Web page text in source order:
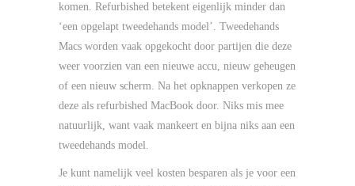
komen. Refurbished betekent eigenlijk minder dan
‘een opgelapt tweedehands model’. Tweedehands
Macs worden vaak opgekocht door partijen die deze
weer voorzien van een nieuwe accu, nieuw geheugen
of een nieuw scherm. Na het opknappen verkopen ze
deze als refurbished MacBook door. Niks mis mee
natuurlijk, want vaak mankeert en bijna niks aan een
tweedehands model.
Je kunt namelijk veel kosten besparen als je voor een